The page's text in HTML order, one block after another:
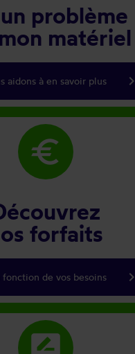
problème
matériel
aidons à en savoir plus keyboard_arrow_right
euro
forfaits
fonction de vos besoins keyboard_arrow_right